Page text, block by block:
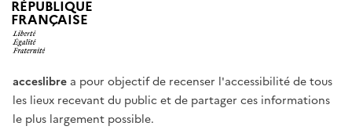
RÉPUBLIQUE
FRANÇAISE
acceslibre a pour objectif de recenser l'accessibilité de tous
les lieux recevant du public et de partager ces informations
le plus largement possible.